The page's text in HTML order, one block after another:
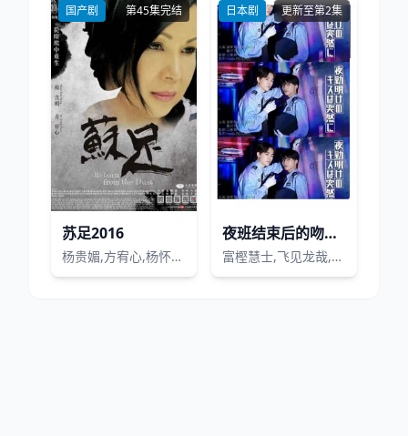
国产剧 第45集完结
苏足2016
杨贵媚,方宥心,杨怀民,孟翔,陈淑芳,德馨,赵美龄,刘晓忆,吴政迪,游荞轩
日本剧 更新至第2集
夜班结束后的吻来的猝不及防
富樫慧士,飞见龙哉,蓝泽晃多